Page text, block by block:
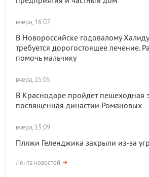
вчера, 16:02
В Новороссийске годовалому
требуется дорогостоящее лечение.
помочь мальчику
вчера, 15:05
В Краснодаре пройдет пешеходная
посвященная династии Романовых
вчера, 13:09
Пляжи Геленджика закрыли из-за
Лента новостей